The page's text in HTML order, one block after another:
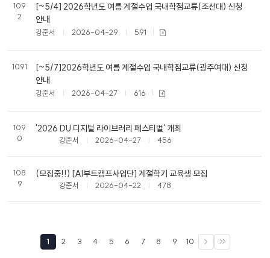
109
2
[~5/4] 2026학년도 여름 계절수업 국내학점교류(조선대) 신청
안내
강준서 2026-04-29 591
1091
[~5/7]2026학년도 여름 계절수업 국내학점교류(광주여대) 신청
안내
강준서 2026-04-27 616
109
0
'2026 DU 디지털 라이브러리 페스티벌' 개최
강준서 2026-04-27 456
108
9
(모집중!!) [AI부트캠프사업단] 계절학기 교육생 모집
강준서 2026-04-22 478
1 2 3 4 5 6 7 8 9 10 다음 끝으로